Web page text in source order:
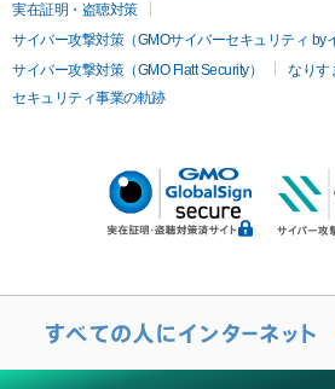
実在証明・盗聴対策
サイバー攻撃対策（GMOサイバーセキュリティ by
サイバー攻撃対策（GMO Flatt Security）
なりす
セキュリティ事業の軌跡